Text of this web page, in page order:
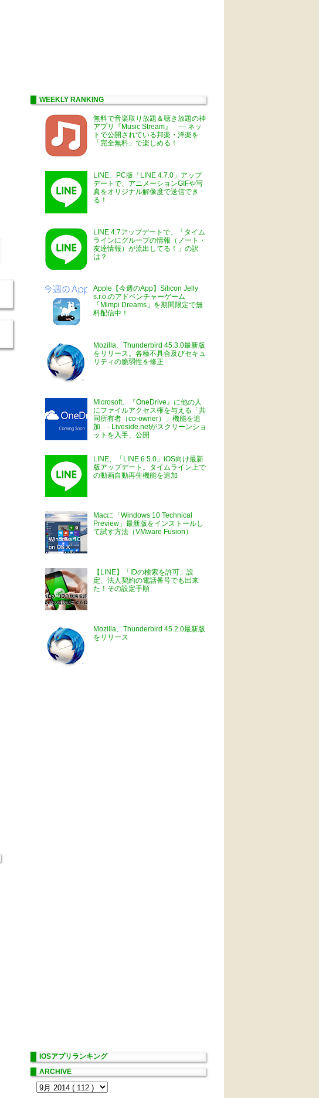
WEEKLY RANKING
無料で音楽取り放題＆聴き放題の神
アプリ『Music Stream』 ― ネッ
トで公開されている邦楽・洋楽を
「完全無料」で楽しめる！
LINE、PC版「LINE 4.7.0」アップ
デートで、アニメーションGIFや写
真をオリジナル解像度で送信でき
る！
LINE 4.7アップデートで、「タイム
ラインにグループの情報（ノート・
友達情報）が流出してる！」の訳
は？
Apple【今週のApp】Silicon Jelly
s.r.o.のアドベンチャーゲーム
「Mimpi Dreams」を期間限定で無
料配信中！
Mozilla、Thunderbird 45.3.0最新版
をリリース。各種不具合及びセキュ
リティの脆弱性を修正
Microsoft、『OneDrive』に他の人
にファイルアクセス権を与える「共
同所有者（co-owner）」機能を追
加 - Liveside.netがスクリーンショ
ットを入手、公開
LINE、「LINE 6.5.0」iOS向け最新
版アップデート。タイムライン上で
の動画自動再生機能を追加
Macに「Windows 10 Technical
Preview」最新版をインストールし
て試す方法（VMware Fusion）
【LINE】「IDの検索を許可」設
定、法人契約の電話番号でも出来
た！その設定手順
Mozilla、Thunderbird 45.2.0最新版
をリリース
IOSアプリランキング
ARCHIVE